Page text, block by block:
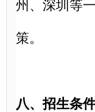
州、深圳等
策。
八、招生条